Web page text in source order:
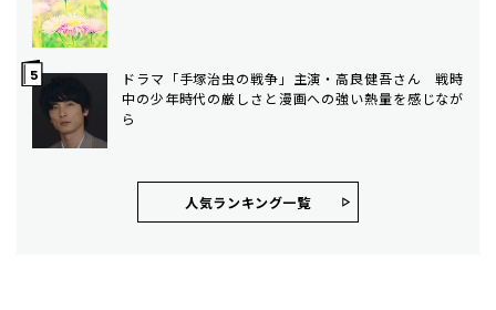
ドラマ「手塚治虫の戦争」主演・高良健吾さん 戦時
中の少年時代の厳しさと漫画への強い熱量を感じなが
ら
人気ランキング⼀覧